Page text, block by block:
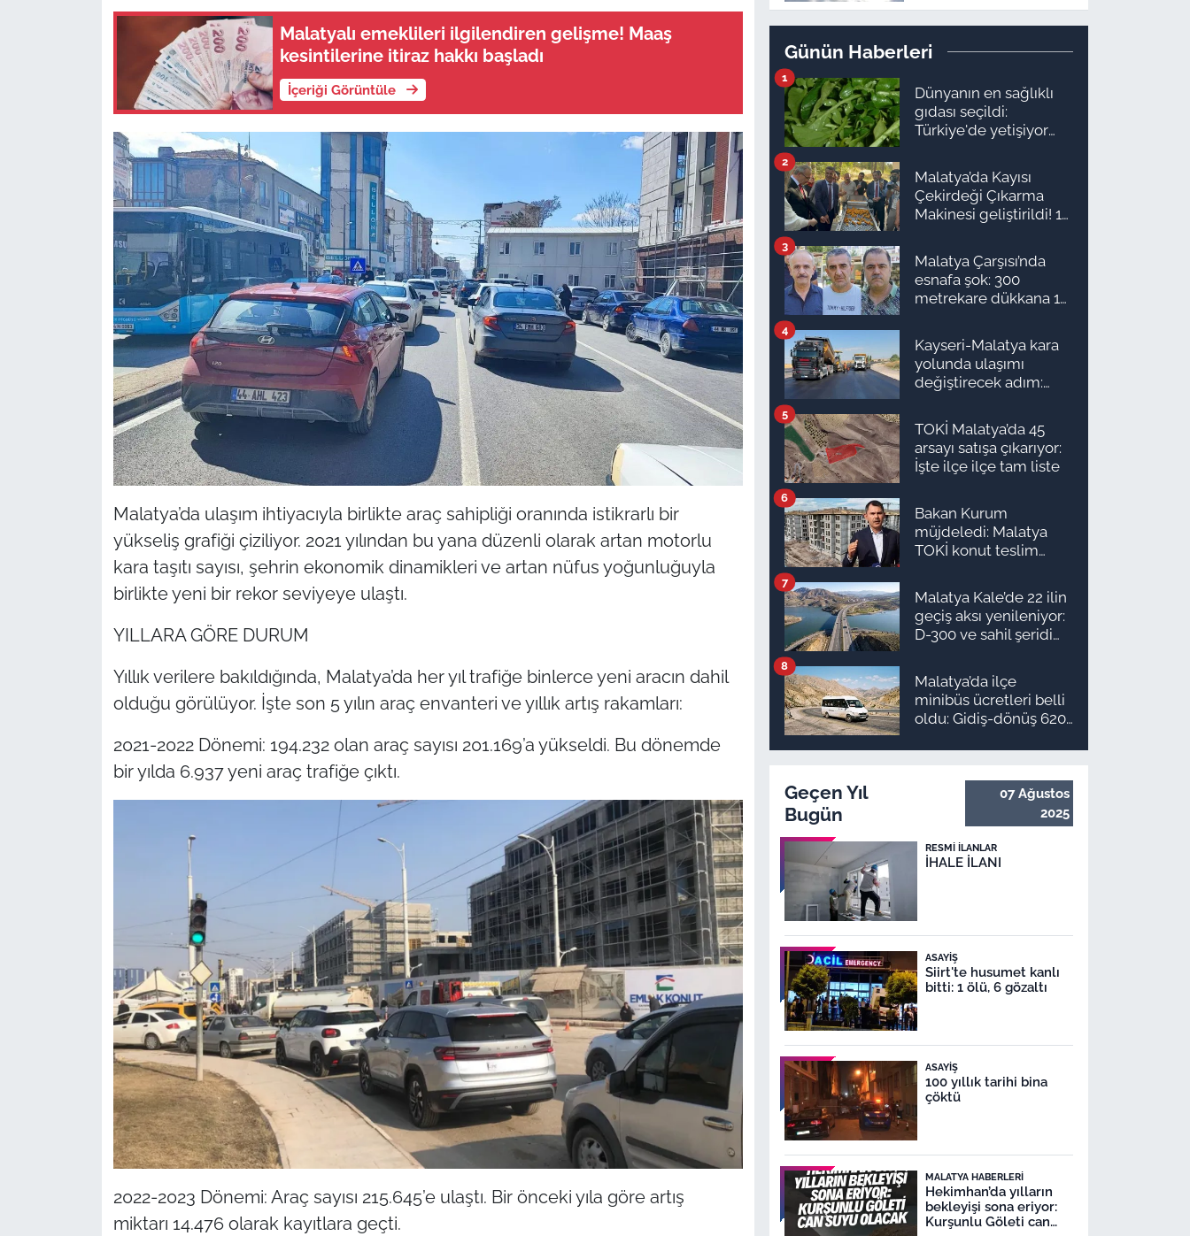
Malatyalı emeklileri ilgilendiren gelişme! Maaş
kesintilerine itiraz hakkı başladı
İçeriği Görüntüle
Malatya’da ulaşım ihtiyacıyla birlikte araç sahipliği oranında istikrarlı bir
yükseliş grafiği çiziliyor. 2021 yılından bu yana düzenli olarak artan motorlu
kara taşıtı sayısı, şehrin ekonomik dinamikleri ve artan nüfus yoğunluğuyla
birlikte yeni bir rekor seviyeye ulaştı.
YILLARA GÖRE DURUM
Yıllık verilere bakıldığında, Malatya’da her yıl trafiğe binlerce yeni aracın dahil
olduğu görülüyor. İşte son 5 yılın araç envanteri ve yıllık artış rakamları:
2021-2022 Dönemi: 194.232 olan araç sayısı 201.169’a yükseldi. Bu dönemde
bir yılda 6.937 yeni araç trafiğe çıktı.
2022-2023 Dönemi: Araç sayısı 215.645’e ulaştı. Bir önceki yıla göre artış
miktarı 14.476 olarak kayıtlara geçti.
Kavurucu sıcaklar
Günün Haberleri
Dünyanın en sağlıklı
gıdası seçildi:
Türkiye'de yetişiyor
bakmıyor
1
Malatya’da Kayısı
Çekirdeği Çıkarma
Makinesi geliştirildi! 16
2
Malatya Çarşısı’nda
esnafa şok: 300
metrekare dükkana 1
3
Kayseri-Malatya kara
yolunda ulaşımı
değiştirecek adım:
4
TOKİ Malatya’da 45
arsayı satışa çıkarıyor:
İşte ilçe ilçe tam liste
5
Bakan Kurum
müjdeledi: Malatya
TOKİ konut teslim
ilçe ilçe teslimat
takvimi ve ödeme
planı
6
Malatya Kale’de 22 ilin
geçiş aksı yenileniyor:
D-300 ve sahil şeridi
7
Malatya’da ilçe
minibüs ücretleri belli
oldu: Gidiş-dönüş 620
8
Geçen Yıl
Bugün
07 Ağustos
2025
RESMI İLANLAR
İHALE İLANI
ASAYIŞ
Siirt'te husumet kanlı
bitti: 1 ölü, 6 gözaltı
ASAYIŞ
100 yıllık tarihi bina
çöktü
MALATYA HABERLERI
Hekimhan’da yılların
bekleyişi sona eriyor:
Kurşunlu Göleti can